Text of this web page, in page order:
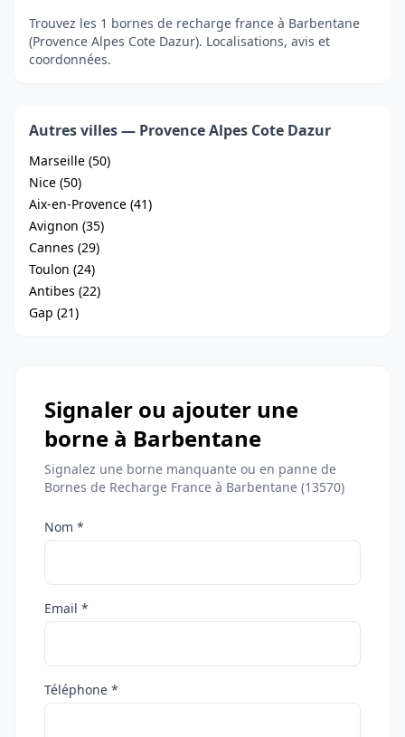
Trouvez les 1 bornes de recharge france à Barbentane
(Provence Alpes Cote Dazur). Localisations, avis et
coordonnées.
Autres villes — Provence Alpes Cote Dazur
Marseille (50)
Nice (50)
Aix-en-Provence (41)
Avignon (35)
Cannes (29)
Toulon (24)
Antibes (22)
Gap (21)
Signaler ou ajouter une
borne à Barbentane
Signalez une borne manquante ou en panne de
Bornes de Recharge France à Barbentane (13570)
Nom *
Email *
Téléphone *